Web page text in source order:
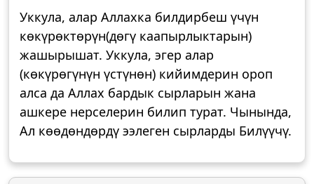
Уккула, алар Аллахка билдирбеш үчүн
көкүрөктөрүн(дөгү каапырлыктарын)
жашырышат. Уккула, эгер алар
(көкүрөгүнүн үстүнөн) кийимдерин ороп
алса да Аллах бардык сырларын жана
ашкере нерселерин билип турат. Чынында,
Ал көөдөндөрдү ээлеген сырларды Билүүчү.